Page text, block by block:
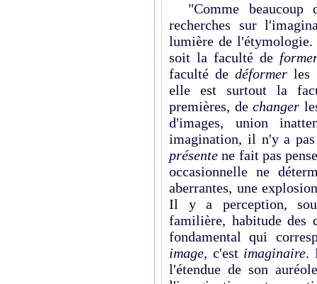
"Comme beaucoup
recherches sur
lumière de
soit la faculté de
faculté dedéformerles
elle est surtout la
premières, dechanger
d'images, union
imagination, il n'y a
présentene fait pas
occasionnelle ne
aberrantes, une
Il y a perception,
familière, habitude des
fondamental qui
image, c'est imaginaire.
l'étendue de son